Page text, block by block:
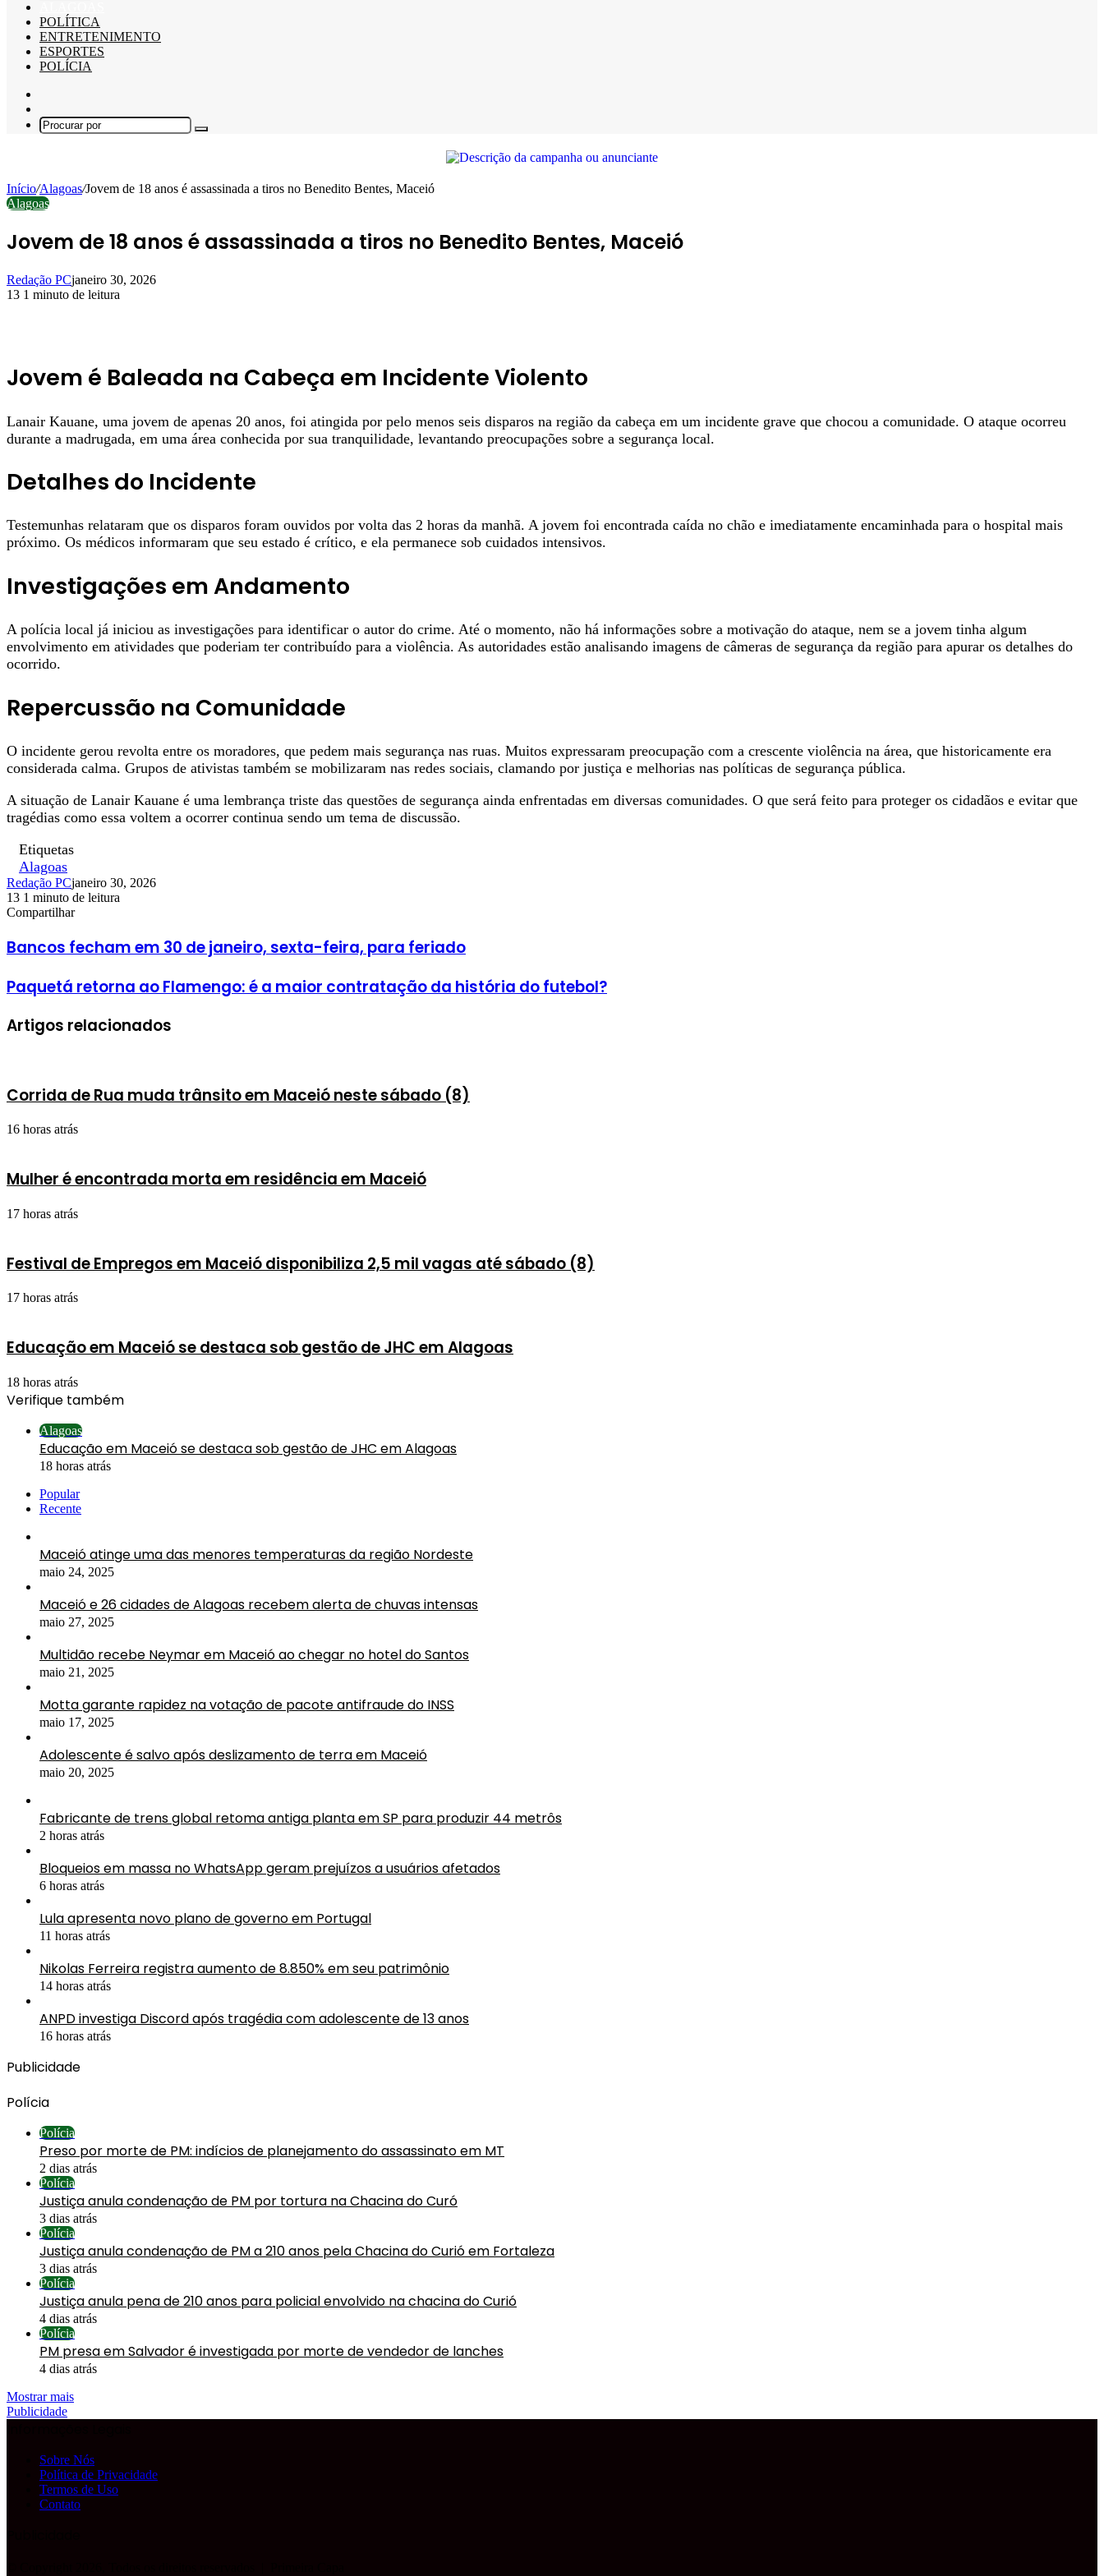
POLÍTICA
ENTRETENIMENTO
ESPORTES
POLÍCIA
skin
Procurar
Início/Alagoas/Jovem de 18 anos é assassinada a tiros no Benedito Bentes, Maceió
Alagoas
Jovem de 18 anos é assassinada a tiros no Benedito Bentes, Maceió
Redação PCjaneiro 30, 2026
13 1 minuto de leitura
Jovem é Baleada na Cabeça em Incidente Violento
Lanair Kauane, uma jovem de apenas 20 anos, foi atingida por pelo menos seis disparos na região da cabeça em um incidente grave que chocou a comunidade. O ataque ocorreu
durante a madrugada, em uma área conhecida por sua tranquilidade, levantando preocupações sobre a segurança local.
Detalhes do Incidente
Testemunhas relataram que os disparos foram ouvidos por volta das 2 horas da manhã. A jovem foi encontrada caída no chão e imediatamente encaminhada para o hospital mais
próximo. Os médicos informaram que seu estado é crítico, e ela permanece sob cuidados intensivos.
Investigações em Andamento
A polícia local já iniciou as investigações para identificar o autor do crime. Até o momento, não há informações sobre a motivação do ataque, nem se a jovem tinha algum
envolvimento em atividades que poderiam ter contribuído para a violência. As autoridades estão analisando imagens de câmeras de segurança da região para apurar os detalhes do
ocorrido.
Repercussão na Comunidade
O incidente gerou revolta entre os moradores, que pedem mais segurança nas ruas. Muitos expressaram preocupação com a crescente violência na área, que historicamente era
considerada calma. Grupos de ativistas também se mobilizaram nas redes sociais, clamando por justiça e melhorias nas políticas de segurança pública.
A situação de Lanair Kauane é uma lembrança triste das questões de segurança ainda enfrentadas em diversas comunidades. O que será feito para proteger os cidadãos e evitar que
tragédias como essa voltem a ocorrer continua sendo um tema de discussão.
Etiquetas
Alagoas
Redação PCjaneiro 30, 2026
13 1 minuto de leitura
Facebook
X
Linkedin
Pinterest
WhatsApp
Telegram
Compartilhar
Bancos fecham em 30 de janeiro, sexta-feira, para feriado
Paquetá retorna ao Flamengo: é a maior contratação da história do futebol?
Artigos relacionados
Corrida de Rua muda trânsito em Maceió neste sábado (8)
16 horas atrás
Mulher é encontrada morta em residência em Maceió
17 horas atrás
Festival de Empregos em Maceió disponibiliza 2,5 mil vagas até sábado (8)
17 horas atrás
Educação em Maceió se destaca sob gestão de JHC em Alagoas
18 horas atrás
Verifique também
Alagoas
Educação em Maceió se destaca sob gestão de JHC em Alagoas
18 horas atrás
Popular
Recente
Maceió atinge uma das menores temperaturas da região Nordeste
maio 24, 2025
Maceió e 26 cidades de Alagoas recebem alerta de chuvas intensas
maio 27, 2025
Multidão recebe Neymar em Maceió ao chegar no hotel do Santos
maio 21, 2025
Motta garante rapidez na votação de pacote antifraude do INSS
maio 17, 2025
Adolescente é salvo após deslizamento de terra em Maceió
maio 20, 2025
Fabricante de trens global retoma antiga planta em SP para produzir 44 metrôs
2 horas atrás
Bloqueios em massa no WhatsApp geram prejuízos a usuários afetados
6 horas atrás
Lula apresenta novo plano de governo em Portugal
11 horas atrás
Nikolas Ferreira registra aumento de 8.850% em seu patrimônio
14 horas atrás
ANPD investiga Discord após tragédia com adolescente de 13 anos
16 horas atrás
Publicidade
Polícia
Polícia
Preso por morte de PM: indícios de planejamento do assassinato em MT
2 dias atrás
Polícia
Justiça anula condenação de PM por tortura na Chacina do Curó
3 dias atrás
Polícia
Justiça anula condenação de PM a 210 anos pela Chacina do Curió em Fortaleza
3 dias atrás
Polícia
Justiça anula pena de 210 anos para policial envolvido na chacina do Curió
4 dias atrás
Polícia
PM presa em Salvador é investigada por morte de vendedor de lanches
4 dias atrás
Mostrar mais
Publicidade
Sobre Nós
Política de Privacidade
Termos de Uso
Contato